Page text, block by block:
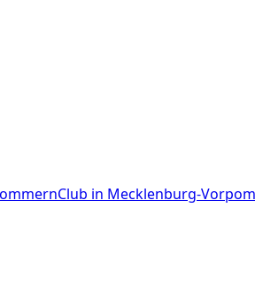
Club in Mecklenburg-